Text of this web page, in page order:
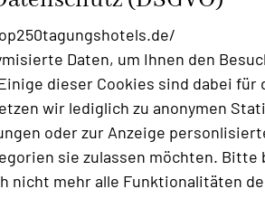
Daten, um Ihnen den
dieser Cookies sind dabei für
wir lediglich zu anonymen
oder zur Anzeige
sie zulassen möchten. Bitte
nicht mehr alle Funktionalitäten
Foto: Hotel Der Sonnenhof
kann der
geht`s im
alte Bäume, die
1,2 oder 3
sind möglich.